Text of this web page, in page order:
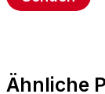
Ähnliche